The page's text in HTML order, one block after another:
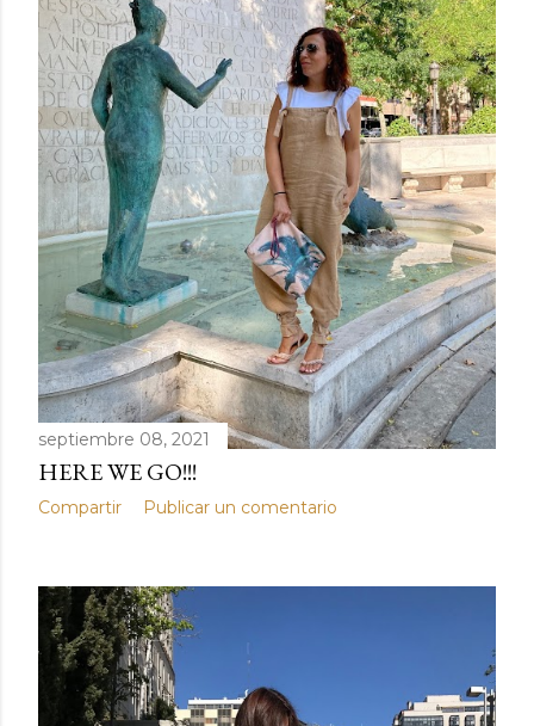
a
s
septiembre 08, 2021
HERE WE GO!!!
Compartir Publicar un comentario